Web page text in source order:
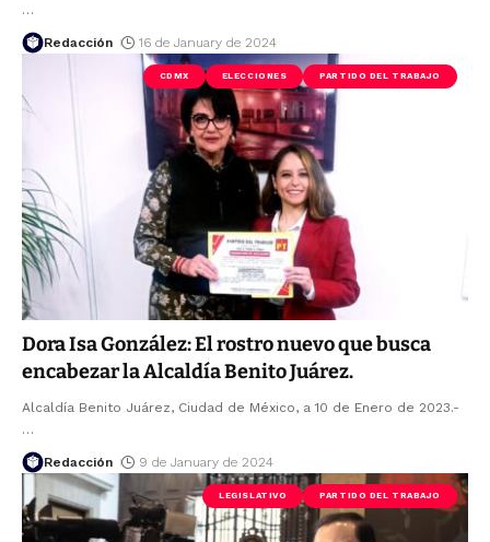
…
Redacción 16 de January de 2024
CDMX ELECCIONES PARTIDO DEL TRABAJO
Dora Isa González: El rostro nuevo que busca
encabezar la Alcaldía Benito Juárez.
Alcaldía Benito Juárez, Ciudad de México, a 10 de Enero de 2023.-
…
Redacción 9 de January de 2024
LEGISLATIVO PARTIDO DEL TRABAJO